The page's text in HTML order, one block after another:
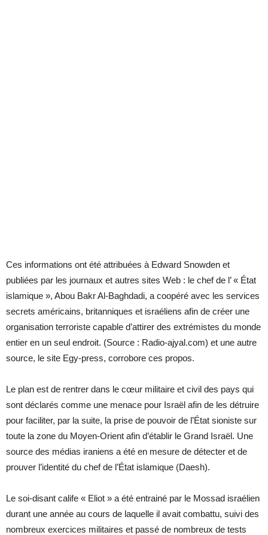
Ces informations ont été attribuées à Edward Snowden et
publiées par les journaux et autres sites Web : le chef de l’ « État
islamique », Abou Bakr Al-Baghdadi, a coopéré avec les services
secrets américains, britanniques et israéliens afin de créer une
organisation terroriste capable d’attirer des extrémistes du monde
entier en un seul endroit. (Source : Radio-ajyal.com) et une autre
source, le site Egy-press, corrobore ces propos.
Le plan est de rentrer dans le cœur militaire et civil des pays qui
sont déclarés comme une menace pour Israël afin de les détruire
pour faciliter, par la suite, la prise de pouvoir de l’État sioniste sur
toute la zone du Moyen-Orient afin d’établir le Grand Israël. Une
source des médias iraniens a été en mesure de détecter et de
prouver l’identité du chef de l’État islamique (Daesh).
Le soi-disant calife « Eliot » a été entrainé par le Mossad israélien
durant une année au cours de laquelle il avait combattu, suivi des
nombreux exercices militaires et passé de nombreux de tests